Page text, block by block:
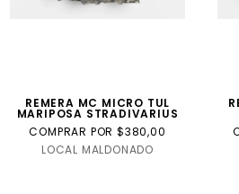
REMERA MC MICRO TUL
MARIPOSA STRADIVARIUS
COMPRAR POR $380,00
LOCAL MALDONADO